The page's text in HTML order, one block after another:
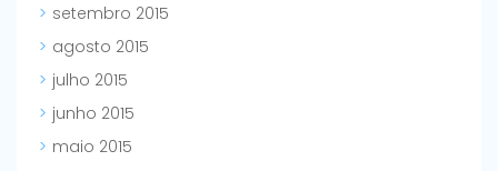
setembro 2015
agosto 2015
julho 2015
junho 2015
maio 2015